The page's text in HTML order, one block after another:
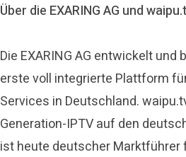
Über die EXARING AG und
Die EXARING AG entwickelt
erste voll integrierte Plattform
Services in Deutschland.
Generation-IPTV auf den
ist heute deutscher Marktführer